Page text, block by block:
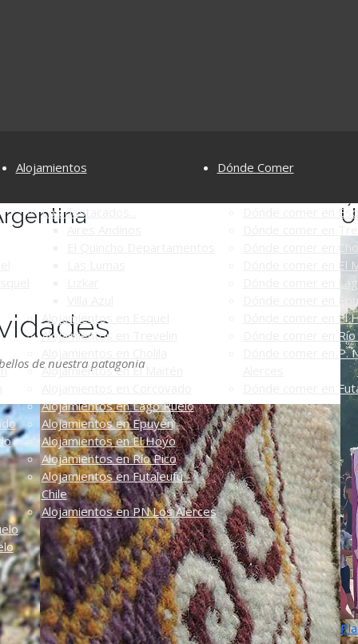
Alojamientos
Los destacados...
Alojamientos en Esquel
Alojamientos en Trevelin
Alojamientos en El Maitén
Alojamientos en Lago Puelo
Alojamientos en Epuyén
Alojamientos en El Hoyo
Alojamientos en Río Pico
Alojamientos en Futaleufú -
Chile
Alojamientos en PN Los Alerces
Dónde Comer
Dónde comer en
Dónde comer en
Dónde comer en El
Dónde comer en
Dónde comer en
Dónde comer en El
Dónde comer en
Dónde comer en P.
Dónde comer en
de nuestra patagonia